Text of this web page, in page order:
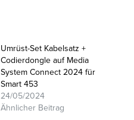
Umrüst-Set Kabelsatz +
Codierdongle auf Media
System Connect 2024 für
Smart 453
24/05/2024
Ähnlicher Beitrag